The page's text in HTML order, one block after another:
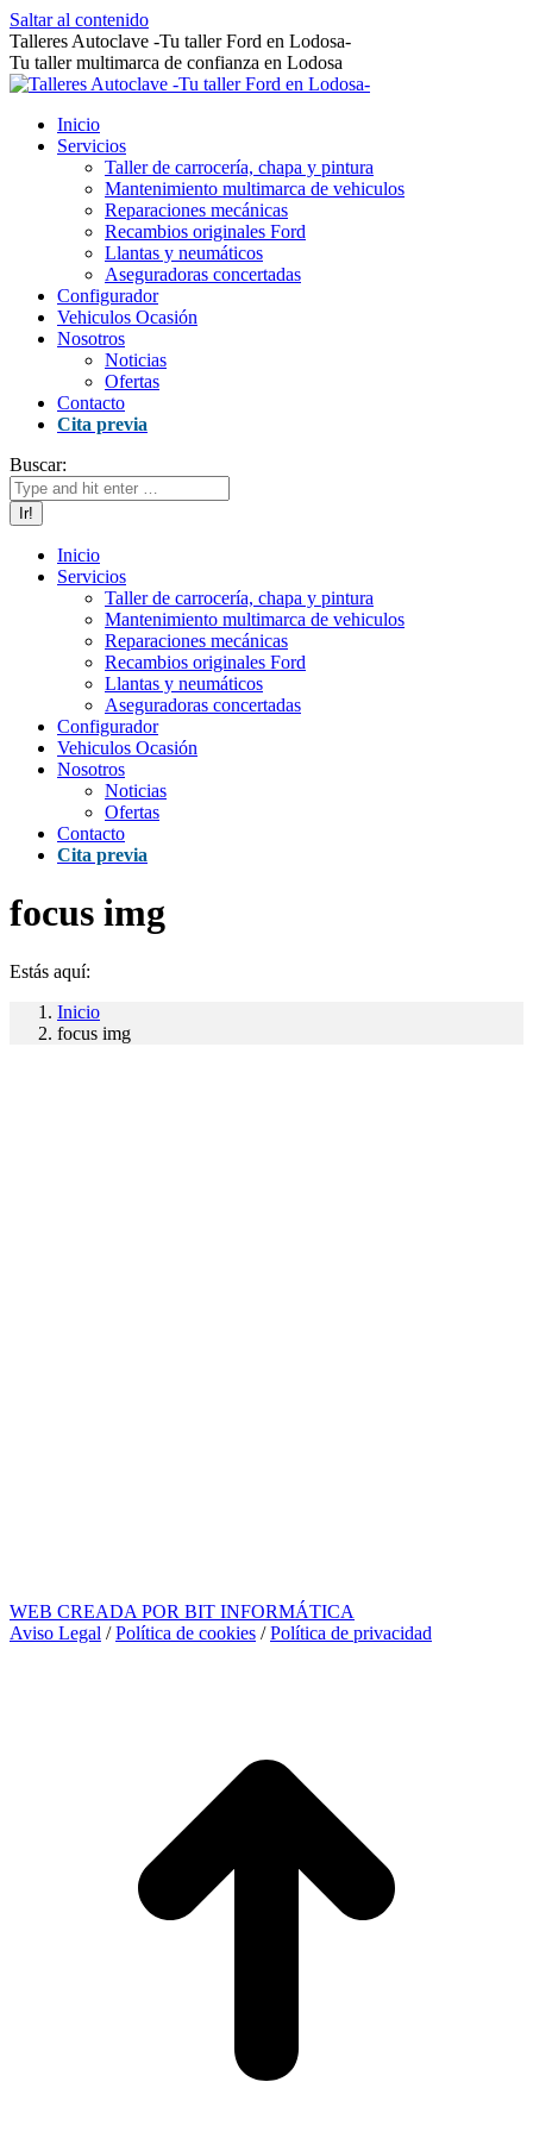
Saltar al contenido
Talleres Autoclave -Tu taller Ford en Lodosa-
Tu taller multimarca de confianza en Lodosa
Inicio
Servicios
Taller de carrocería, chapa y pintura
Mantenimiento multimarca de vehiculos
Reparaciones mecánicas
Recambios originales Ford
Llantas y neumáticos
Aseguradoras concertadas
Configurador
Vehiculos Ocasión
Nosotros
Noticias
Ofertas
Contacto
Cita previa
Buscar:
Inicio
Servicios
Taller de carrocería, chapa y pintura
Mantenimiento multimarca de vehiculos
Reparaciones mecánicas
Recambios originales Ford
Llantas y neumáticos
Aseguradoras concertadas
Configurador
Vehiculos Ocasión
Nosotros
Noticias
Ofertas
Contacto
Cita previa
focus img
Estás aquí:
Inicio
focus img
WEB CREADA POR BIT INFORMÁTICA
Aviso Legal /Política de cookies /Política de privacidad